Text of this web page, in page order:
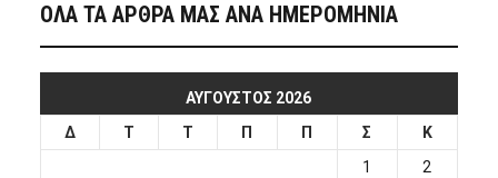
ΟΛΑ ΤΑ ΑΡΘΡΑ ΜΑΣ ΑΝΑ ΗΜΕΡΟΜΗΝΙΑ
ΑΎΓΟΥΣΤΟΣ 2026
Δ
Τ Τ Π Π Σ
Κ
1
2